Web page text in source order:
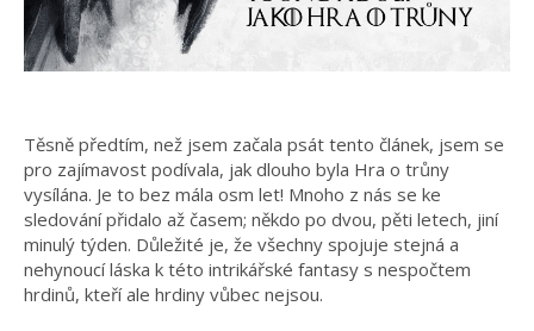
Těsně předtím, než jsem začala psát tento článek, jsem se
pro zajímavost podívala, jak dlouho byla Hra o trůny
vysílána. Je to bez mála osm let! Mnoho z nás se ke
sledování přidalo až časem; někdo po dvou, pěti letech, jiní
minulý týden. Důležité je, že všechny spojuje stejná a
nehynoucí láska k této intrikářské fantasy s nespočtem
hrdinů, kteří ale hrdiny vůbec nejsou.